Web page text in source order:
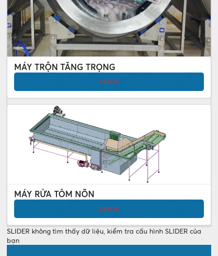
MÁY TRỘN TĂNG TRỌNG
LIÊN HỆ
MÁY RỬA TÔM NÕN
LIÊN HỆ
SLIDER không tìm thấy dữ liệu, kiểm tra cấu hình SLIDER của
bạn